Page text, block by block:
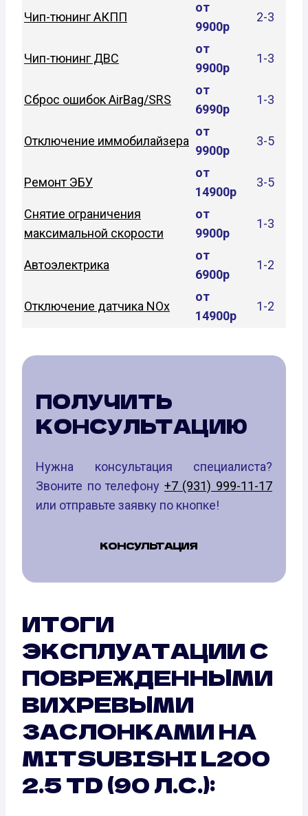
Чип-тюнинг АКПП
от
9900р
2-3
Чип-тюнинг ДВС
от
9900р
1-3
Сброс ошибок AirBag/SRS
от
6990р
1-3
Отключение иммобилайзера
от
9900р
3-5
Ремонт ЭБУ
от
14900р
3-5
Снятие ограничения
максимальной скорости
от
9900р
1-3
Автоэлектрика
от
6900р
1-2
Отключение датчика NOx
от
14900р
1-2
ПОЛУЧИТЬ
КОНСУЛЬТАЦИЮ
Нужна консультация специалиста?
Звоните по телефону +7 (931) 999-11-17
или отправьте заявку по кнопке!
КОНСУЛЬТАЦИЯ
ИТОГИ
ЭКСПЛУАТАЦИИ С
ПОВРЕЖДЕННЫМИ
ВИХРЕВЫМИ
ЗАСЛОНКАМИ НА
MITSUBISHI L200
2.5 TD (90 Л.С.):